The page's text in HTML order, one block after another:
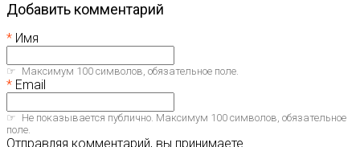
Добавить комментарий
Имя
Максимум 100 символов, обязательное поле.
Email
Не показывается публично. Максимум 100 символов, обязательное
поле.
Отправляя комментарий, вы принимаете